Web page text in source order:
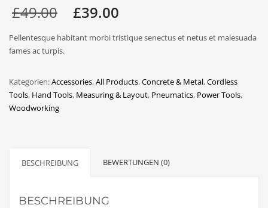
von 5,
basierend
Kundenbewertungen
£49.00 £39.00
Pellentesque habitant morbi tristique senectus et netus et malesuada
fames ac turpis.
Kategorien:Accessories,All Products,Concrete & Metal,Cordless
Tools, Hand Tools, Measuring & Layout, Pneumatics, Power Tools,
Woodworking
BESCHREIBUNG BEWERTUNGEN (0)
BESCHREIBUNG